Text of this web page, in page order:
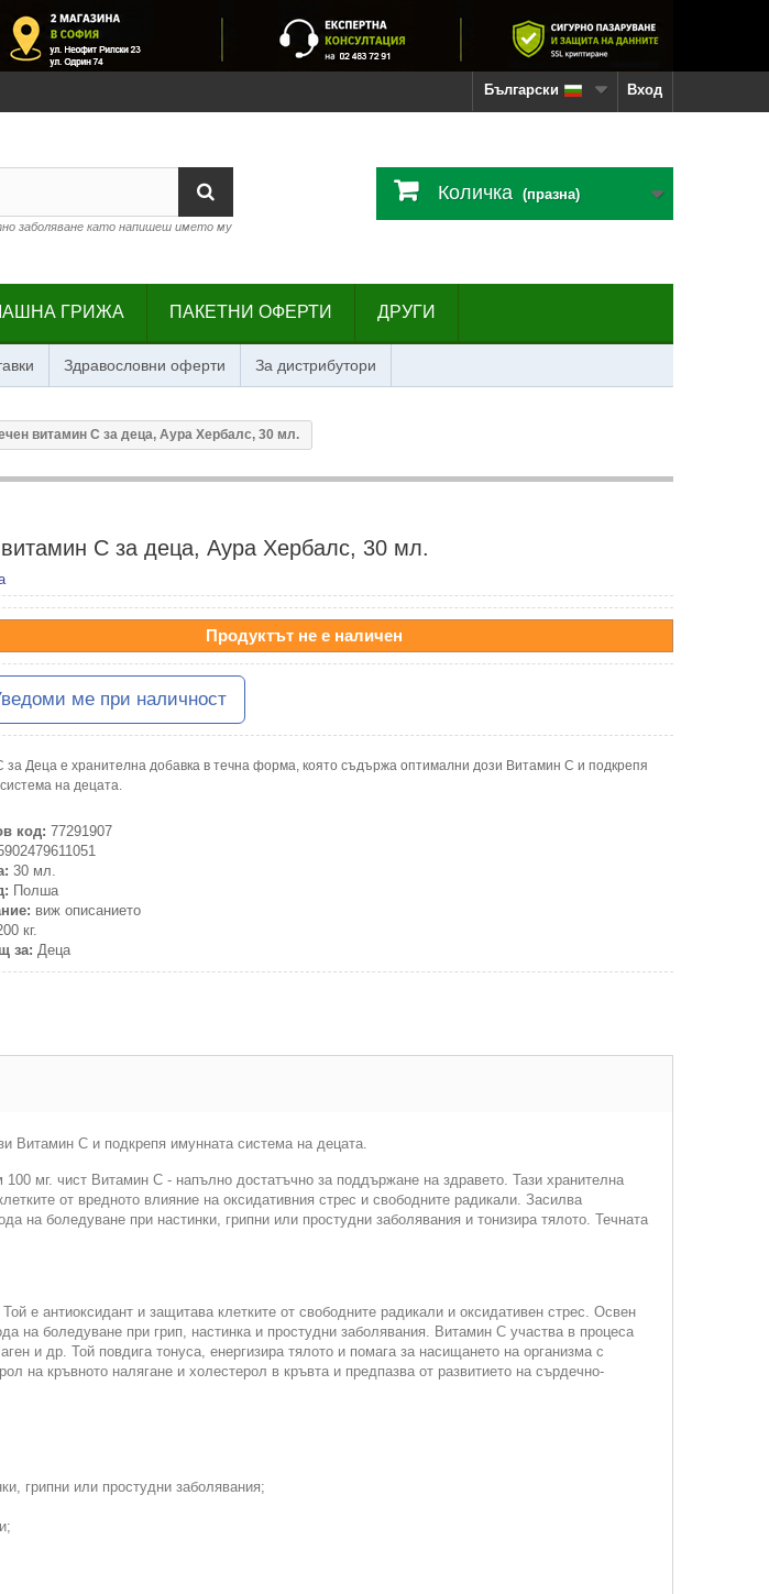
Вход
Български
заболяване като напишеш името му
Количка (празна)
ГРИЖА ПАКЕТНИ ОФЕРТИ ДРУГИ
Здравословни оферти За дистрибутори
витамин С за деца, Аура Хербалс, 30 мл.
С за деца, Аура Хербалс, 30 мл.
Продуктът не е наличен
ме при наличност
за Деца е хранителна добавка в течна форма, която съдържа оптимални дози Витамин C и подкрепя
на децата.
код: 77291907
30 мл.
Полша
виж описанието
кг.
за: Деца
Витамин C и подкрепя имунната система на децата.
мг. чист Витамин C - напълно достатъчно за поддържане на здравето. Тази хранителна
от вредното влияние на оксидативния стрес и свободните радикали. Засилва
на боледуване при настинки, грипни или простудни заболявания и тонизира тялото. Течната
е антиоксидант и защитава клетките от свободните радикали и оксидативен стрес. Освен
на боледуване при грип, настинка и простудни заболявания. Витамин C участва в процеса
и др. Той повдига тонуса, енергизира тялото и помага за насищането на организма с
на кръвното налягане и холестерол в кръвта и предпазва от развитието на сърдечно-
грипни или простудни заболявания;